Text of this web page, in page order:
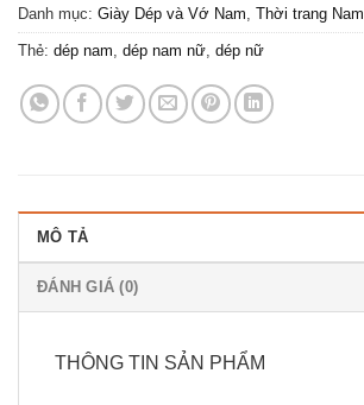
Danh mục: Giày Dép và Vớ Nam, Thời trang Nam
Thẻ: dép nam, dép nam nữ, dép nữ
MÔ TẢ
ĐÁNH GIÁ (0)
THÔNG TIN SẢN PHẨM